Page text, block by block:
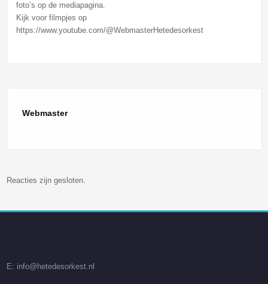
foto’s op de mediapagina.
Kijk voor filmpjes op
https://www.youtube.com/@WebmasterHetedesorkest
Webmaster
Reacties zijn gesloten.
E: info@hetedesorkest.nl